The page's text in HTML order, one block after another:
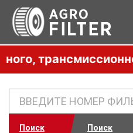
Поиск
Поиск